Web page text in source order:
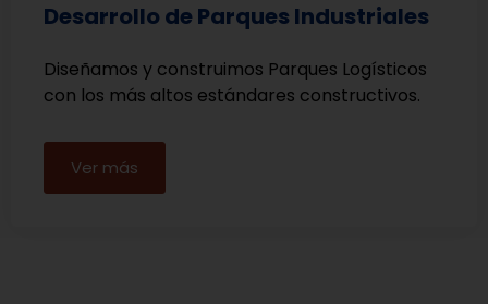
Desarrollo de Parques Industriales
Diseñamos y construimos Parques Logísticos
con los más altos estándares constructivos.
Ver más